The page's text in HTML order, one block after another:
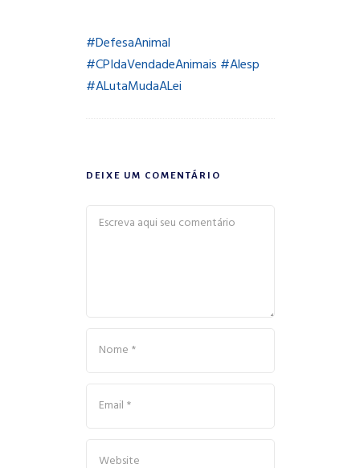
#DefesaAnimal
#CPIdaVendadeAnimais #Alesp
#ALutaMudaALei
DEIXE UM COMENTÁRIO